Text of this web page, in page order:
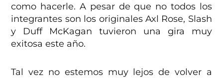
como hacerle. A pesar de que no todos los
integrantes son los originales Axl Rose, Slash
y Duff McKagan tuvieron una gira muy
exitosa este año.
Tal vez no estemos muy lejos de volver a